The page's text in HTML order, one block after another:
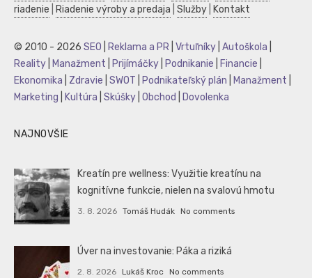
riadenie
Riadenie výroby a predaja Služby Kontakt
© 2010 - 2026 SEO Reklama a PR Vrtuľníky Autoškola
Reality
Manažment Prijímáčky Podnikanie Financie
Ekonomika
Zdravie SWOT Podnikateľský plán Manažment
Marketing
Kultúra Skúšky Obchod Dovolenka
NAJNOVŠIE
Kreatín pre wellness: Využitie kreatínu na
kognitívne funkcie, nielen na svalovú hmotu
3. 8. 2026 Tomáš Hudák No comments
Úver na investovanie: Páka a riziká
2. 8. 2026 Lukáš Kroc No comments